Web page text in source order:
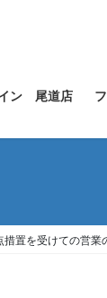
ン 尾道店
措置を受けての営業